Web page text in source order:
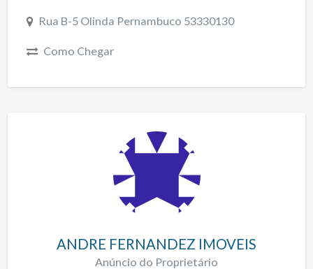
Rua B-5 Olinda Pernambuco 53330130
Como Chegar
ANDRE FERNANDEZ IMOVEIS
Anúncio do Proprietário